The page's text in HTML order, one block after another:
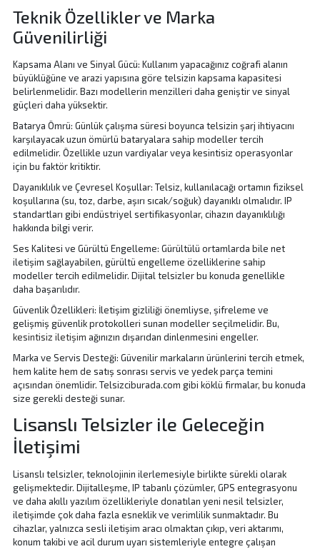
Teknik Özellikler ve Marka
Güvenilirliği
Kapsama Alanı ve Sinyal Gücü: Kullanım yapacağınız coğrafi alanın
büyüklüğüne ve arazi yapısına göre telsizin kapsama kapasitesi
belirlenmelidir. Bazı modellerin menzilleri daha geniştir ve sinyal
güçleri daha yüksektir.
Batarya Ömrü: Günlük çalışma süresi boyunca telsizin şarj ihtiyacını
karşılayacak uzun ömürlü bataryalara sahip modeller tercih
edilmelidir. Özellikle uzun vardiyalar veya kesintisiz operasyonlar
için bu faktör kritiktir.
Dayanıklılık ve Çevresel Koşullar: Telsiz, kullanılacağı ortamın fiziksel
koşullarına (su, toz, darbe, aşırı sıcak/soğuk) dayanıklı olmalıdır. IP
standartları gibi endüstriyel sertifikasyonlar, cihazın dayanıklılığı
hakkında bilgi verir.
Ses Kalitesi ve Gürültü Engelleme: Gürültülü ortamlarda bile net
iletişim sağlayabilen, gürültü engelleme özelliklerine sahip
modeller tercih edilmelidir. Dijital telsizler bu konuda genellikle
daha başarılıdır.
Güvenlik Özellikleri: İletişim gizliliği önemliyse, şifreleme ve
gelişmiş güvenlik protokolleri sunan modeller seçilmelidir. Bu,
kesintisiz iletişim ağınızın dışarıdan dinlenmesini engeller.
Marka ve Servis Desteği: Güvenilir markaların ürünlerini tercih etmek,
hem kalite hem de satış sonrası servis ve yedek parça temini
açısından önemlidir. Telsizciburada.com gibi köklü firmalar, bu konuda
size gerekli desteği sunar.
Lisanslı Telsizler ile Geleceğin
İletişimi
Lisanslı telsizler, teknolojinin ilerlemesiyle birlikte sürekli olarak
gelişmektedir. Dijitalleşme, IP tabanlı çözümler, GPS entegrasyonu
ve daha akıllı yazılım özellikleriyle donatılan yeni nesil telsizler,
iletişimde çok daha fazla esneklik ve verimlilik sunmaktadır. Bu
cihazlar, yalnızca sesli iletişim aracı olmaktan çıkıp, veri aktarımı,
konum takibi ve acil durum uyarı sistemleriyle entegre çalışan